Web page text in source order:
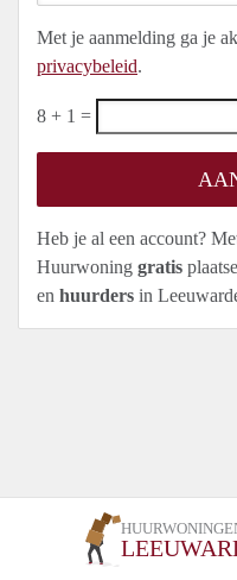
Met je aanmelding ga je
privacybeleid.
8 + 1 =
Heb je al een account?
Huurwoning gratis
en huurders in